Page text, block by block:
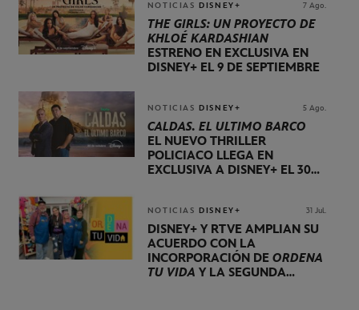
NOTICIAS DISNEY+ 7 Ago.
THE GIRLS: UN PROYECTO DE
KHLOÉ KARDASHIAN
ESTRENO EN EXCLUSIVA EN
DISNEY+ EL 9 DE SEPTIEMBRE
NOTICIAS DISNEY+ 5 Ago.
CALDAS. EL ÚLTIMO BARCO
EL NUEVO THRILLER
POLICIACO LLEGA EN
EXCLUSIVA A DISNEY+ EL 30
NOTICIAS DISNEY+ 31 Jul.
DISNEY+ Y RTVE AMPLÍAN SU
ACUERDO CON LA
INCORPORACIÓN DE ORDENA
TU VIDA Y LA SEGUNDA